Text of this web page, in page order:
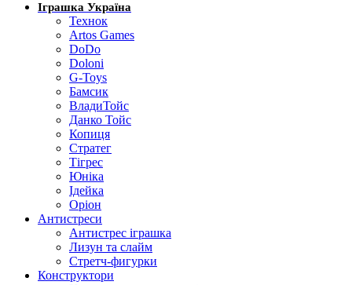
Іграшка Україна
Технок
Artos Games
DoDo
Doloni
G-Toys
Бамсик
ВладиТойс
Данко Тойс
Копиця
Стратег
Тігрес
Юніка
Ідейка
Оріон
Антистреси
Антистрес іграшка
Лизун та слайм
Стретч-фигурки
Конструктори